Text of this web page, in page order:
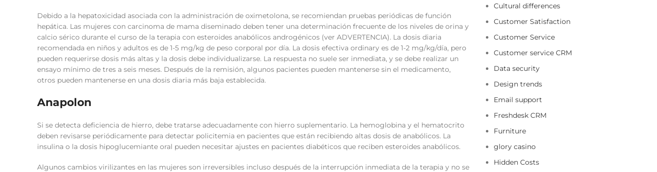
Debido a la hepatoxicidad asociada con la administración de oximetolona, se recomiendan pruebas periódicas de función
hepática. Las mujeres con carcinoma de mama diseminado deben tener una determinación frecuente de los niveles de orina y
calcio sérico durante el curso de la terapia con esteroides anabólicos androgénicos (ver ADVERTENCIA). La dosis diaria
recomendada en niños y adultos es de 1-5 mg/kg de peso corporal por día. La dosis efectiva ordinary es de 1-2 mg/kg/día, pero
pueden requerirse dosis más altas y la dosis debe individualizarse. La respuesta no suele ser inmediata, y se debe realizar un
ensayo mínimo de tres a seis meses. Después de la remisión, algunos pacientes pueden mantenerse sin el medicamento,
otros pueden mantenerse en una dosis diaria más baja establecida.
Anapolon
Si se detecta deficiencia de hierro, debe tratarse adecuadamente con hierro suplementario. La hemoglobina y el hematocrito
deben revisarse periódicamente para detectar policitemia en pacientes que están recibiendo altas dosis de anabólicos. La
insulina o la dosis hipoglucemiante oral pueden necesitar ajustes en pacientes diabéticos que reciben esteroides anabólicos.
Algunos cambios virilizantes en las mujeres son irreversibles incluso después de la interrupción inmediata de la terapia y no se
Cultural differences
Customer Satisfaction
Customer Service
Customer service CRM
Data security
Design trends
Email support
Freshdesk CRM
Furniture
glory casino
Hidden Costs